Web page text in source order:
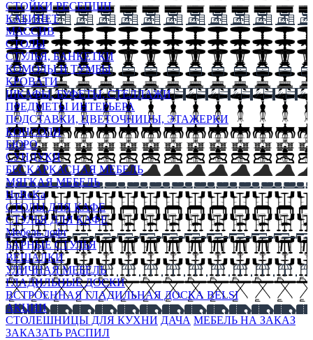
СТОЙКИ РЕСЕПШН
КАБИНЕТ
МАССИВ
СТОЛЫ
СТУЛЬЯ, БАНКЕТКИ
КОМОДЫ И ТУМБЫ
КРОВАТИ
ШКАФЫ, БУФЕТЫ, СТЕЛЛАЖИ
ПРЕДМЕТЫ ИНТЕРЬЕРА
ПОДСТАВКИ, ЦВЕТОЧНИЦЫ, ЭТАЖЕРКИ
КОНСОЛИ
БЮРО
СУНДУКИ
БЕСКАРКАСНАЯ МЕБЕЛЬ
МЯГКАЯ МЕБЕЛЬ
HoReKa
СТОЛЫ ДЛЯ КАФЕ
СТУЛЬЯ ДЛЯ КАФЕ
Мебель лофт
БАРНЫЕ СТУЛЬЯ
ВЕШАЛКИ
УЛИЧНАЯ МЕБЕЛЬ
ГЛАДИЛЬНЫЕ ДОСКИ
ВСТРОЕННАЯ ГЛАДИЛЬНАЯ ДОСКА BELSI
АКЦИИ
СТОЛЕШНИЦЫ ДЛЯ КУХНИ ДАЧА МЕБЕЛЬ НА ЗАКАЗ
ЗАКАЗАТЬ РАСПИЛ